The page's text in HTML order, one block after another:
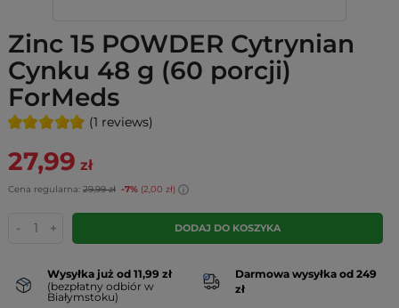
Zinc 15 POWDER Cytrynian
Cynku 48 g (60 porcji)
ForMeds
(1 reviews)
27,99 zł
Cena regularna: 29,99 zł -7% (2,00 zł)
- + DODAJ DO KOSZYKA
Wysyłka już od 11,99 zł
(bezpłatny odbiór w
Białymstoku)
Darmowa wysyłka od 249
zł